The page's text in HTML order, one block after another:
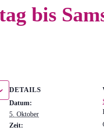
bis
DETAILS
Datum:
5. Oktober
Zeit: